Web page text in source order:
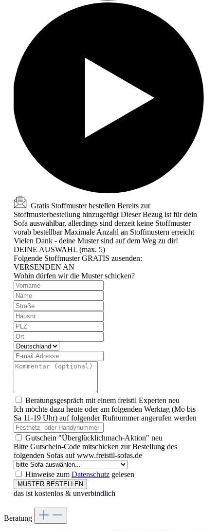
Gratis Stoffmuster bestellen Bereits zur
Stoffmusterbestellung hinzugefügt Dieser Bezug ist für dein
Sofa auswählbar, allerdings sind derzeit keine Stoffmuster
vorab bestellbar Maximale Anzahl an Stoffmustern erreicht
Vielen Dank - deine Muster sind auf dem Weg zu dir!
DEINE AUSWAHL (max. 5)
Folgende Stoffmuster GRATIS zusenden:
VERSENDEN AN
Wohin dürfen wir die Muster schicken?
Beratungsgespräch mit einem freistil Experten neu
Ich möchte dazu heute oder am folgenden Werktag (Mo bis
Sa 11-19 Uhr) auf folgender Rufnummer angerufen werden
Gutschein "Überglücklichmach-Aktion" neu
Bitte Gutschein-Code mitschicken zur Bestellung des
folgenden Sofas auf www.freistil-sofas.de
Hinweise zum Datenschutz gelesen
MUSTER BESTELLEN
das ist kostenlos & unverbindlich
Beratung